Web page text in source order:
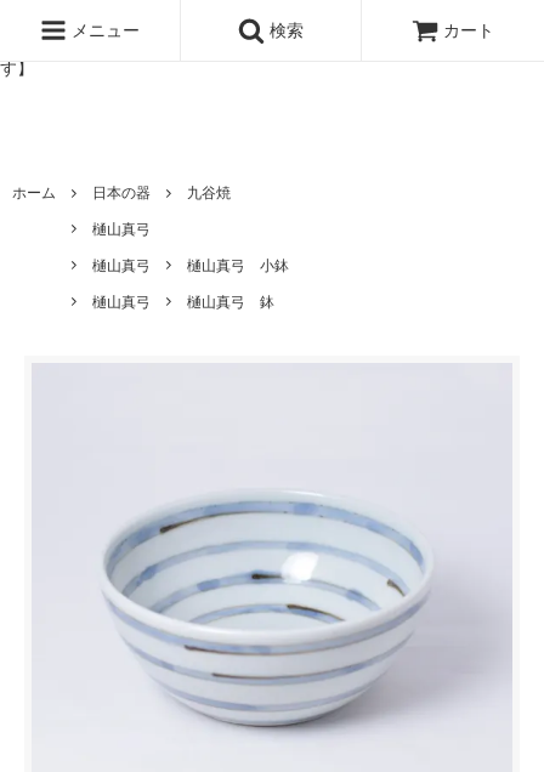
ッタのオンラインストア【アラビア,クイストゴーなどの北欧ヴィンテ
ージ食器,雅峰窯やソルテグラスジュエリーなどの作家の作品が並びま
す】
メニュー 検索 カート
ホーム 日本の器
九谷焼
樋山真弓
樋山真弓
樋山真弓 小鉢
樋山真弓
樋山真弓 鉢